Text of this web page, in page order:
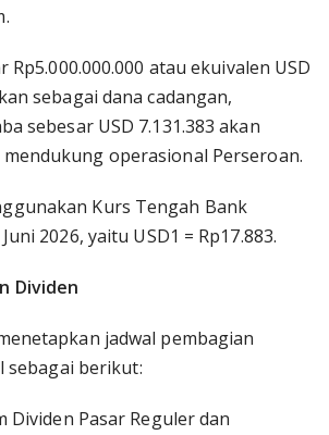
Rp5.000.000.000 atau ekuivalen USD
sebagai dana cadangan,
sebesar USD 7.131.383 akan
operasional Perseroan.
Kurs Tengah Bank
2026, yaitu USD1 = Rp17.883.
Dividen
jadwal pembagian
sebagai berikut:
Dividen Pasar Reguler dan